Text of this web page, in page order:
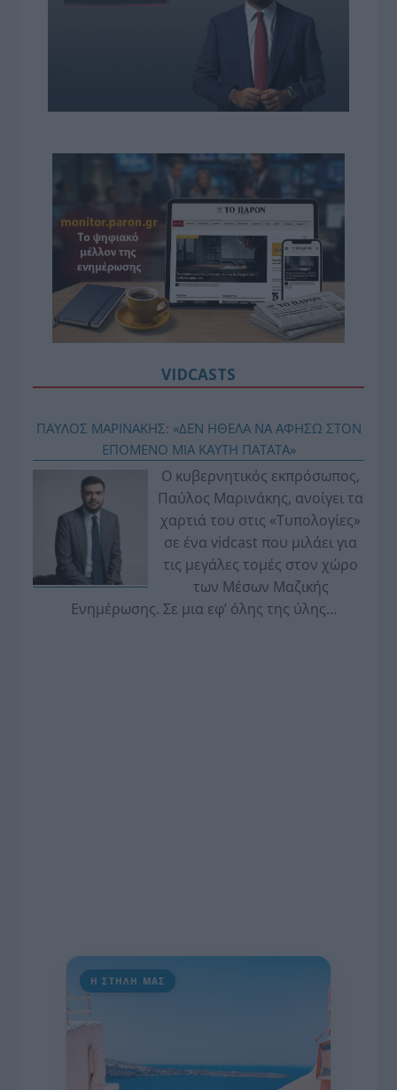
VIDCASTS
ΠΑΥΛΟΣ ΜΑΡΙΝΑΚΗΣ: «ΔΕΝ ΗΘΕΛΑ ΝΑ ΑΦΗΣΩ ΣΤΟΝ
ΕΠΟΜΕΝΟ ΜΙΑ ΚΑΥΤΗ ΠΑΤΑΤΑ»
Ο κυβερνητικός εκπρόσωπος,
Παύλος Μαρινάκης, ανοίγει τα
χαρτιά του στις «Τυπολογίες»
σε ένα vidcast που μιλάει για
τις μεγάλες τομές στον χώρο
των Μέσων Μαζικής
Ενημέρωσης. Σε μια εφ’ όλης της ύλης
Η ΣΤΗΛΗ ΜΑΣ